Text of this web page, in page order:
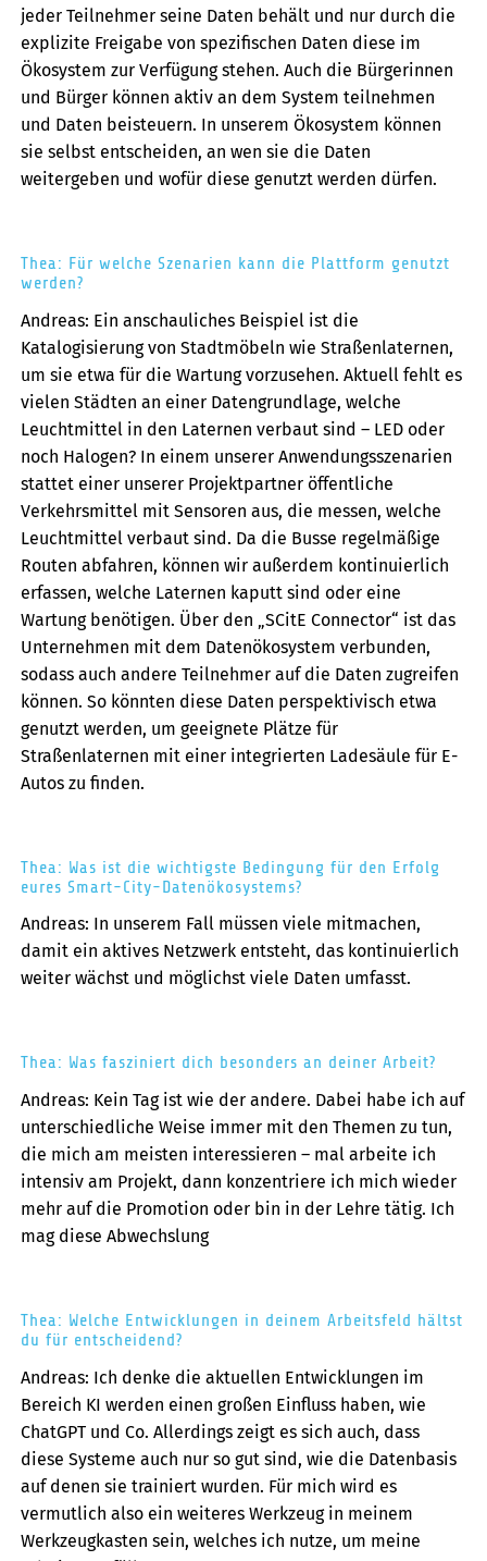
jeder Teilnehmer seine Daten behält und nur durch die
explizite Freigabe von spezifischen Daten diese im
Ökosystem zur Verfügung stehen. Auch die Bürgerinnen
und Bürger können aktiv an dem System teilnehmen
und Daten beisteuern. In unserem Ökosystem können
sie selbst entscheiden, an wen sie die Daten
weitergeben und wofür diese genutzt werden dürfen.
Thea: Für welche Szenarien kann die Plattform genutzt
werden?
Andreas: Ein anschauliches Beispiel ist die
Katalogisierung von Stadtmöbeln wie Straßenlaternen,
um sie etwa für die Wartung vorzusehen. Aktuell fehlt es
vielen Städten an einer Datengrundlage, welche
Leuchtmittel in den Laternen verbaut sind – LED oder
noch Halogen? In einem unserer Anwendungsszenarien
stattet einer unserer Projektpartner öffentliche
Verkehrsmittel mit Sensoren aus, die messen, welche
Leuchtmittel verbaut sind. Da die Busse regelmäßige
Routen abfahren, können wir außerdem kontinuierlich
erfassen, welche Laternen kaputt sind oder eine
Wartung benötigen. Über den „SCitE Connector“ ist das
Unternehmen mit dem Datenökosystem verbunden,
sodass auch andere Teilnehmer auf die Daten zugreifen
können. So könnten diese Daten perspektivisch etwa
genutzt werden, um geeignete Plätze für
Straßenlaternen mit einer integrierten Ladesäule für E-
Autos zu finden.
Thea: Was ist die wichtigste Bedingung für den Erfolg
eures Smart-City-Datenökosystems?
Andreas: In unserem Fall müssen viele mitmachen,
damit ein aktives Netzwerk entsteht, das kontinuierlich
weiter wächst und möglichst viele Daten umfasst.
Thea: Was fasziniert dich besonders an deiner Arbeit?
Andreas: Kein Tag ist wie der andere. Dabei habe ich auf
unterschiedliche Weise immer mit den Themen zu tun,
die mich am meisten interessieren – mal arbeite ich
intensiv am Projekt, dann konzentriere ich mich wieder
mehr auf die Promotion oder bin in der Lehre tätig. Ich
mag diese Abwechslung
Thea: Welche Entwicklungen in deinem Arbeitsfeld hältst
du für entscheidend?
Andreas: Ich denke die aktuellen Entwicklungen im
Bereich KI werden einen großen Einfluss haben, wie
ChatGPT und Co. Allerdings zeigt es sich auch, dass
diese Systeme auch nur so gut sind, wie die Datenbasis
auf denen sie trainiert wurden. Für mich wird es
vermutlich also ein weiteres Werkzeug in meinem
Werkzeugkasten sein, welches ich nutze, um meine